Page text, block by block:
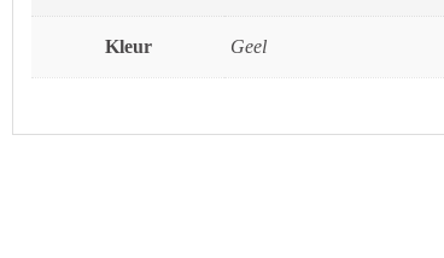
Kleur Geel